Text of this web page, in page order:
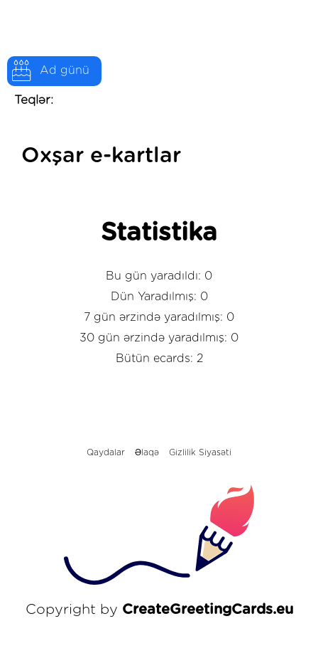
Ad günü
Teqlər:
Oxşar e-kartlar
Statistika
Bu gün yaradıldı: 0
Dün Yaradılmış: 0
7 gün ərzində yaradılmış: 0
30 gün ərzində yaradılmış: 0
Bütün ecards: 2
Qaydalar Əlaqə Gizlilik Siyasəti
Copyright by CreateGreetingCards.eu